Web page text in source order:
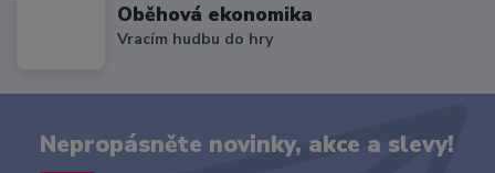
Oběhová ekonomika
Vracím hudbu do hry
Nepropásněte novinky, akce a slevy!